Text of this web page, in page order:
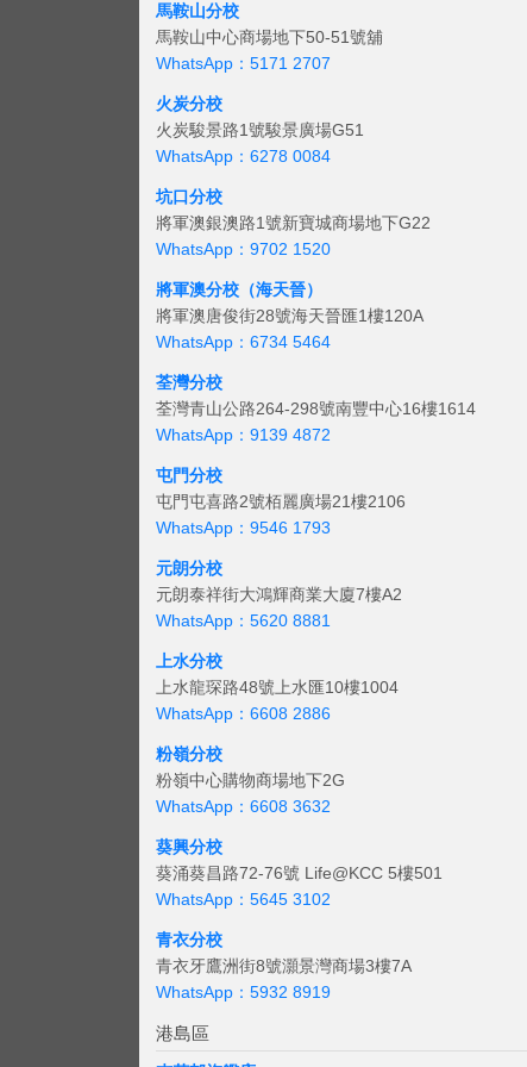
馬鞍山分校
馬鞍山中心商場地下50-51號舖
WhatsApp：5171 2707
火炭分校
火炭駿景路1號駿景廣場G51
WhatsApp：6278 0084
坑口分校
將軍澳銀澳路1號新寶城商場地下G22
WhatsApp：9702 1520
將軍澳分校（海天晉）
將軍澳唐俊街28號海天晉匯1樓120A
WhatsApp：6734 5464
荃灣分校
荃灣青山公路264-298號南豐中心16樓1614
WhatsApp：9139 4872
屯門分校
屯門屯喜路2號栢麗廣場21樓2106
WhatsApp：9546 1793
元朗分校
元朗泰祥街大鴻輝商業大廈7樓A2
WhatsApp：5620 8881
上水分校
上水龍琛路48號上水匯10樓1004
WhatsApp：6608 2886
粉嶺分校
粉嶺中心購物商場地下2G
WhatsApp：6608 3632
葵興分校
葵涌葵昌路72-76號 Life@KCC 5樓501
WhatsApp：5645 3102
青衣分校
青衣牙鷹洲街8號灝景灣商場3樓7A
WhatsApp：5932 8919
港島區